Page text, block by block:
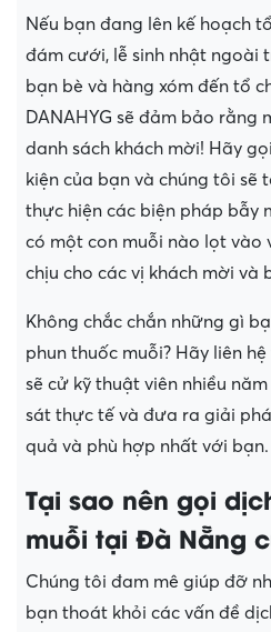
Nếu bạn đang lên kế hoạch
đám cưới, lễ sinh nhật ngoài
bạn bè và hàng xóm đến tổ
DANAHYG sẽ đảm bảo rằng
danh sách khách mời! Hãy
kiện của bạn và chúng tôi sẽ
thực hiện các biện pháp bẫy
có một con muỗi nào lọt vào
chịu cho các vị khách mời và
Không chắc chắn những gì
phun thuốc muỗi? Hãy liên
sẽ cử kỹ thuật viên nhiều
sát thực tế và đưa ra giải
quả và phù hợp nhất với bạn.
Tại sao nên gọi
muỗi tại Đà Nẵng
Chúng tôi đam mê giúp đỡ
bạn thoát khỏi các vấn đề